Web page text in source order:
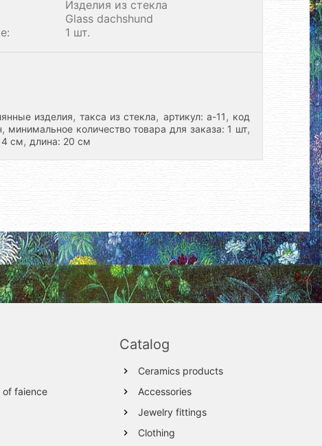
Изделия из стекла
Glass dachshund
1 шт.
изделия,такса из стекла, артикул: а-11, код
, минимальное количество товара для заказа: 1 шт,
4 см, длина: 20 см
faience
Catalog
Ceramics products
Accessories
Jewelry fittings
Clothing